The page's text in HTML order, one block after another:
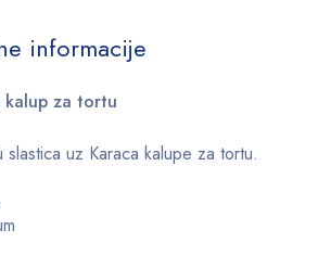
informacije
kalup za tortu
slastica uz Karaca kalupe za tortu.